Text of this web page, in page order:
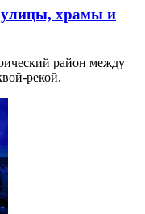
улицы, храмы и
район между
рекой.